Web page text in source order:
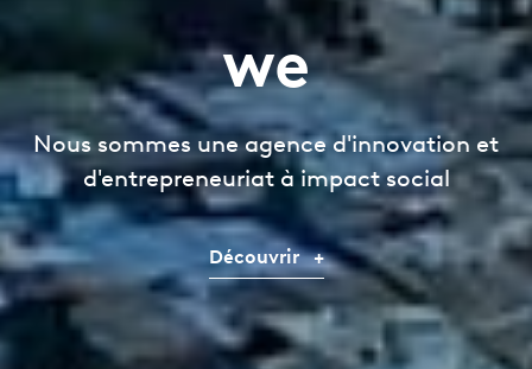
we
Nous sommes une agence d'innovation et
d'entrepreneuriat à impact social
Découvrir